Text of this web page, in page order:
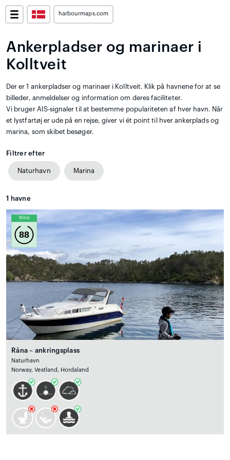
harbourmaps.com
Ankerpladser og marinaer i
Kolltveit
Der er 1 ankerpladser og marinaer i Kolltveit. Klik på havnene for at se
billeder, anmeldelser og information om deres faciliteter.
Vi bruger AIS-signaler til at bestemme populariteten af hver havn. Når
et lystfartøj er ude på en rejse, giver vi ét point til hver ankerplads og
marina, som skibet besøger.
Filtrer efter
Naturhavn Marina
1 havne
Wind
88
Råna – ankringsplass
Naturhavn
Norway, Vestland, Hordaland